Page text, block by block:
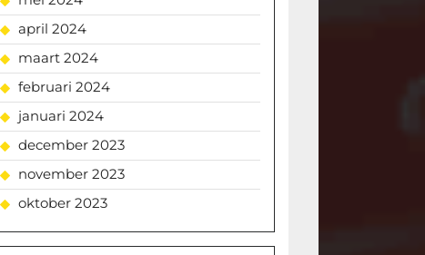
april 2024
maart 2024
februari 2024
januari 2024
december 2023
november 2023
oktober 2023